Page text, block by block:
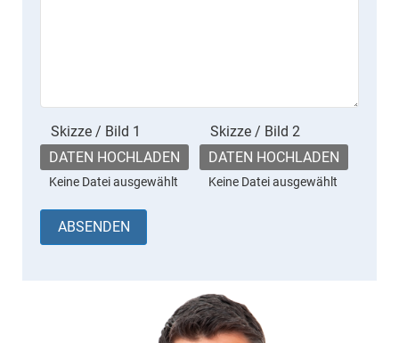
Skizze / Bild 1
DATEN HOCHLADEN
Keine Datei ausgewählt
Skizze / Bild 2
DATEN HOCHLADEN
Keine Datei ausgewählt
ABSENDEN